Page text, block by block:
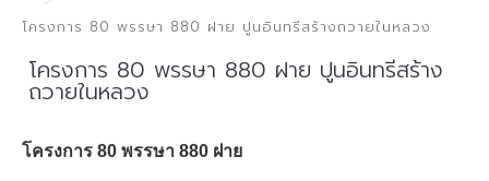
โครงการ 80 พรรษา 880 ฝาย ปูนอินทรีสร้างถวายในหลวง
โครงการ 80 พรรษา 880 ฝาย ปูนอินทรีสร้าง
ถวายในหลวง
โครงการ 80 พรรษา 880 ฝาย